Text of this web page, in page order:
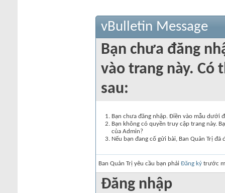
vBulletin Message
Bạn chưa đăng
vào trang này. Có
sau:
Bạn chưa đăng nhập. Điền vào mẫu dưới
Bạn không có quyền truy cập trang này.
của Admin?
Nếu bạn đang cố gửi bài, Ban Quản Trị
Ban Quản Trị yêu cầu bạn phải Đăng ký trước
Đăng nhập